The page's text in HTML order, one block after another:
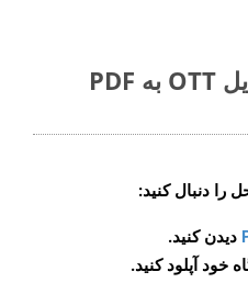
مراحل ساده برای تبدیل OTT به PDF
را دنبال کنید:
دیدن کنید.